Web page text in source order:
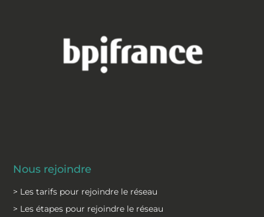
Nous rejoindre
> Les tarifs pour rejoindre le réseau
> Les étapes pour rejoindre le réseau